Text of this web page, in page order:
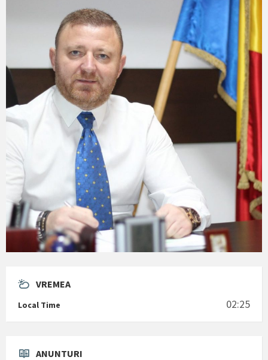
VREMEA
Local Time 02:25
ANUNTURI